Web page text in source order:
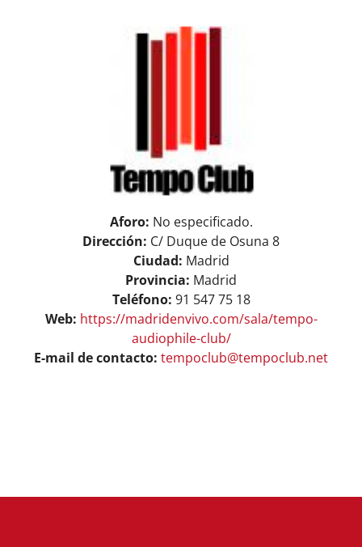
+ INFO Larger
Aforo: No especificado.
Dirección: C/ Duque de Osuna 8
Ciudad: Madrid
Provincia: Madrid
Teléfono: 91 547 75 18
Web: https://madridenvivo.com/sala/tempo-
audiophile-club/
E-mail de contacto: tempoclub@tempoclub.net